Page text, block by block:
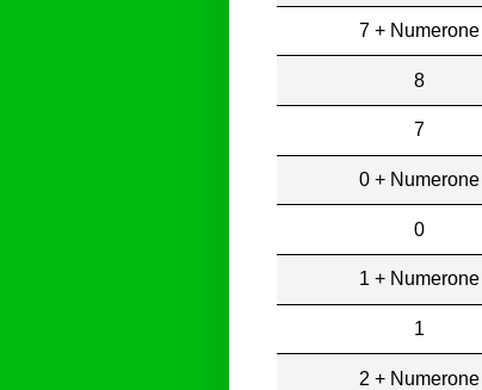
7 + Numerone
8
7
0 + Numerone
0
1 + Numerone
1
2 + Numerone